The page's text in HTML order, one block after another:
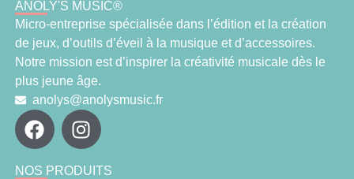
ANOLY'S MUSIC®
Micro-entreprise spécialisée dans l’édition et la création
de jeux, d’outils d’éveil à la musique et d’accessoires.
Notre mission est d’inspirer la créativité musicale dès le
plus jeune âge.
anolys@anolysmusic.fr
NOS PRODUITS